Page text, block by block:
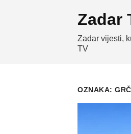
Zadar
Zadar vijesti,
TV
OZNAKA: